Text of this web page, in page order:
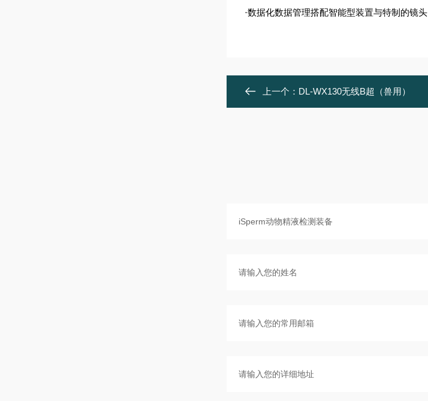
·数据化数据管理搭配智能型装置与特制的镜头
上一个： DL-WX130无线B超（兽用）